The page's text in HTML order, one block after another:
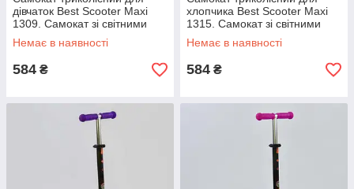
дівчаток Best Scooter Maxi
1309. Самокат зі світними
колесами
Немає в наявності
584 ₴
хлопчика Best Scooter Maxi
1315. Самокат зі світними
колесами
Немає в наявності
584 ₴